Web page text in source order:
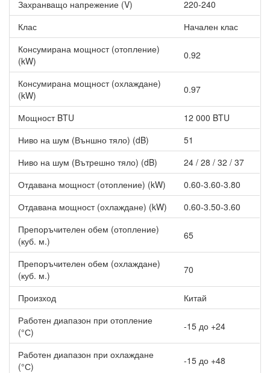
Други характеристики на Инверторен климатик Cooper
and Hunter CH-S12FTXE/I-NG Alpha WiFi R32, 12000 BTU,
Клас A++
Благодарение навградения WiFi модул
Smart за iOS и Android можете да:
включвате или изключвате климатика;
зададете желаната температура;
управлявате основните функци.
Захранващо напрежение (V)
220-240
Клас
Начален клас
Консумирана мощност (отопление)
(kW)
0.92
Консумирана мощност (охлаждане)
(kW)
0.97
Мощност BTU
12 000 BTU
Ниво на шум (Външно тяло) (dB)
51
Ниво на шум (Вътрешно тяло) (dB)
24 / 28 / 32 / 37
Отдавана мощност (отопление) (kW)
0.60-3.60-3.80
Отдавана мощност (охлаждане) (kW)
0.60-3.50-3.60
Препоръчителен обем (отопление)
(куб. м.)
65
Препоръчителен обем (охлаждане)
(куб. м.)
70
Произход
Китай
Работен диапазон при отопление
(°С)
-15 до +24
Работен диапазон при охлаждане
(°С)
-15 до +48